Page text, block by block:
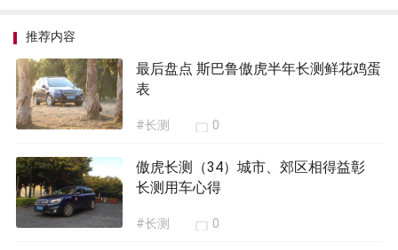
推荐内容
最后盘点 斯巴鲁傲虎半年长测鲜花鸡蛋
表
#长测 0
傲虎长测（34）城市、郊区相得益彰
长测用车心得
#长测 0